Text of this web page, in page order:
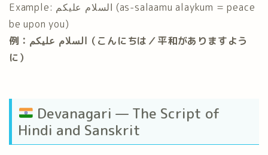
Example: السلام عليكم (as-salaamu alaykum = peace
be upon you)
例：السلام عليكم（こんにちは／平和がありますよう
に）
Devanagari — The Script of
Hindi and Sanskrit